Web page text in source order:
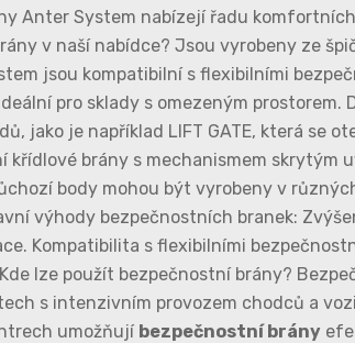
Anter System nabízejí řadu
v naší nabídce? Jsou vyrobeny ze
jsou kompatibilní s flexibilními
pro sklady s omezeným prostorem.
jako je například LIFT GATE, která se
brány s mechanismem
body mohou být vyrobeny v
výhody bezpečnostních branek:
Kompatibilita s flexibilními
lze použít bezpečnostní brány?
s intenzivním provozem chodců a
umožňují bezpečnostní brány